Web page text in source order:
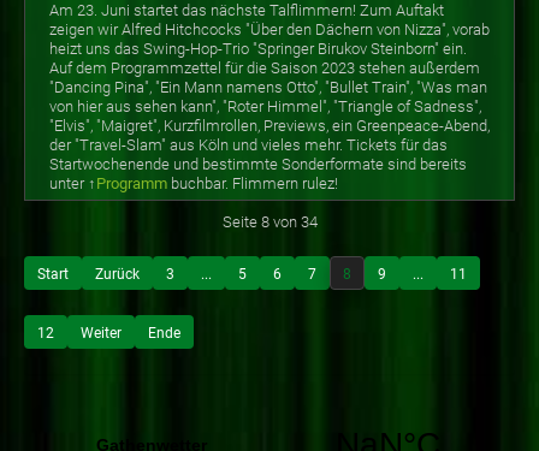
Am 23. Juni startet das nächste Talflimmern! Zum Auftakt
zeigen wir Alfred Hitchcocks "Über den Dächern von Nizza", vorab
heizt uns das Swing-Hop-Trio "Springer Birukov Steinborn" ein.
Auf dem Programmzettel für die Saison 2023 stehen außerdem
"Dancing Pina", "Ein Mann namens Otto", "Bullet Train", "Was man
von hier aus sehen kann", "Roter Himmel", "Triangle of Sadness",
"Elvis", "Maigret", Kurzfilmrollen, Previews, ein Greenpeace-Abend,
der "Travel-Slam" aus Köln und vieles mehr. Tickets für das
Startwochenende und bestimmte Sonderformate sind bereits
unter ↑ Programm buchbar. Flimmern rulez!
Seite 8 von 34
Start Zurück 3 ... 5 6 7 8 9 ... 11
12 Weiter Ende